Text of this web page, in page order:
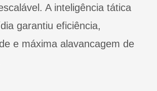
A inteligência tática
garantiu eficiência,
e máxima alavancagem de